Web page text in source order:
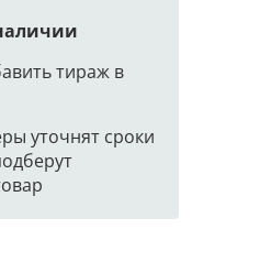
тираж в
уточнят сроки